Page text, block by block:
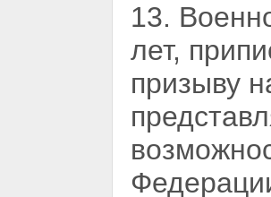
13.
лет,
призыву